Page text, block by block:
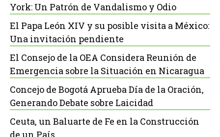
York: Un Patrón de Vandalismo y Odio
El Papa León XIV y su posible visita a México:
Una invitación pendiente
El Consejo de la OEA Considera Reunión de
Emergencia sobre la Situación en Nicaragua
Concejo de Bogotá Aprueba Día de la Oración,
Generando Debate sobre Laicidad
Ceuta, un Baluarte de Fe en la Construcción
de un País